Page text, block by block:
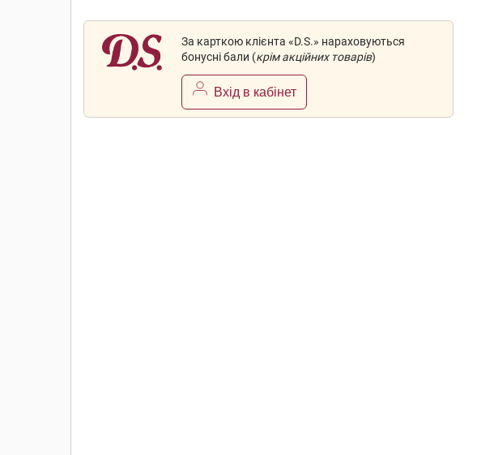
За карткою клієнта «D.S.» нараховуються
бонусні бали (крім акційних товарів)
Вхід в кабінет